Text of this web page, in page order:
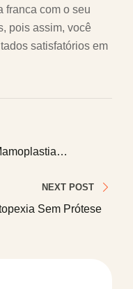
franca com o seu
pois assim, você
satisfatórios em
NEXT POST
Sem Prótese